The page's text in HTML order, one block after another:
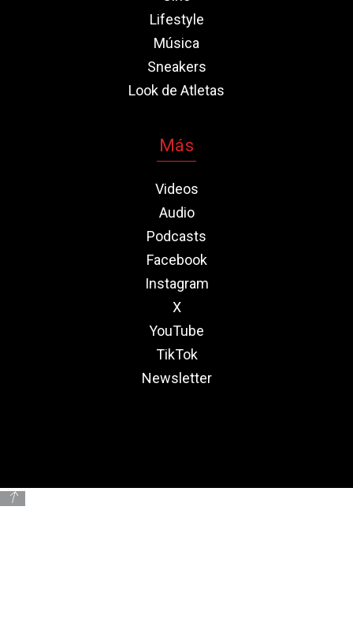
Lifestyle
Música
Sneakers
Look de Atletas
Más
Videos
Audio
Podcasts
Facebook
Instagram
X
YouTube
TikTok
Newsletter